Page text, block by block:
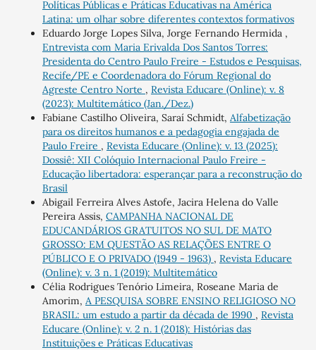
Políticas Públicas e Práticas Educativas na América
Latina: um olhar sobre diferentes contextos formativos
Eduardo Jorge Lopes Silva, Jorge Fernando Hermida ,
Entrevista com Maria Erivalda Dos Santos Torres:
Presidenta do Centro Paulo Freire - Estudos e Pesquisas,
Recife/PE e Coordenadora do Fórum Regional do
Agreste Centro Norte , Revista Educare (Online): v. 8
(2023): Multitemático (Jan./Dez.)
Fabiane Castilho Oliveira, Saraí Schmidt, Alfabetização
para os direitos humanos e a pedagogia engajada de
Paulo Freire , Revista Educare (Online): v. 13 (2025):
Dossiê: XII Colóquio Internacional Paulo Freire -
Educação libertadora: esperançar para a reconstrução do
Brasil
Abigail Ferreira Alves Astofe, Jacira Helena do Valle
Pereira Assis, CAMPANHA NACIONAL DE
EDUCANDÁRIOS GRATUITOS NO SUL DE MATO
GROSSO: EM QUESTÃO AS RELAÇÕES ENTRE O
PÚBLICO E O PRIVADO (1949 - 1963) , Revista Educare
(Online): v. 3 n. 1 (2019): Multitemático
Célia Rodrigues Tenório Limeira, Roseane Maria de
Amorim, A PESQUISA SOBRE ENSINO RELIGIOSO NO
BRASIL: um estudo a partir da década de 1990 , Revista
Educare (Online): v. 2 n. 1 (2018): Histórias das
Instituições e Práticas Educativas